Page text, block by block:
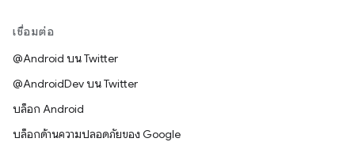
เชื่อมต่อ
@Android บน Twitter
@AndroidDev บน Twitter
บล็อก Android
บล็อกด้านความปลอดภัยของ Google